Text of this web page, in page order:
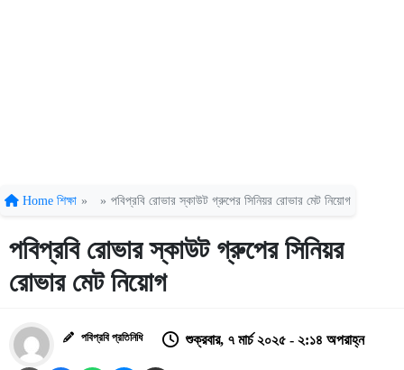
Home শিক্ষা » » পবিপ্রবি রোভার স্কাউট গ্রুপের সিনিয়র রোভার মেট নিয়োগ
পবিপ্রবি রোভার স্কাউট গ্রুপের সিনিয়র
রোভার মেট নিয়োগ
পবিপ্রবি প্রতিনিধি শুক্রবার, ৭ মার্চ ২০২৫ - ২:১৪ অপরাহ্ন